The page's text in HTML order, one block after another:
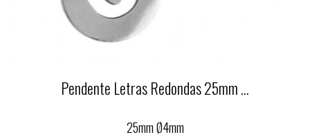
Pendente Letras Redondas 25mm ...
25mm Ø4mm